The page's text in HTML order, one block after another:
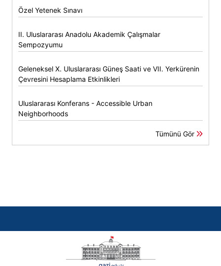
Özel Yetenek Sınavı
II. Uluslararası Anadolu Akademik Çalışmalar
Sempozyumu
Geleneksel X. Uluslararası Güneş Saati ve VII. Yerkürenin
Çevresini Hesaplama Etkinlikleri
Uluslararası Konferans - Accessible Urban
Neighborhoods
Tümünü Gör